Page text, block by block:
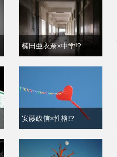
楠田亜衣奈×中学!?
安藤政信×性格!?